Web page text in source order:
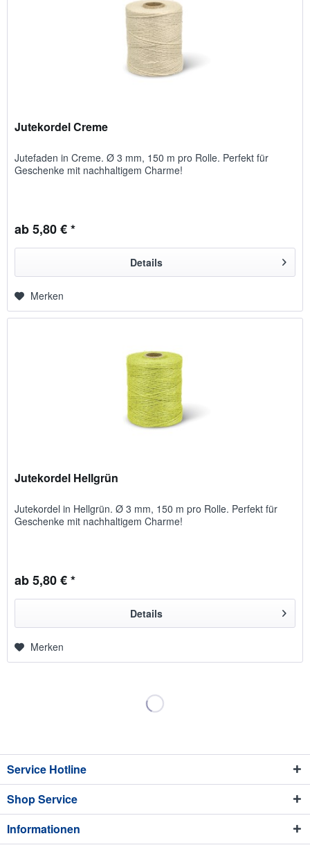
Jutekordel Creme
Jutefaden in Creme. Ø 3 mm, 150 m pro Rolle. Perfekt für
Geschenke mit nachhaltigem Charme!
ab 5,80 € *
Details
Merken
Jutekordel Hellgrün
Jutekordel in Hellgrün. Ø 3 mm, 150 m pro Rolle. Perfekt für
Geschenke mit nachhaltigem Charme!
ab 5,80 € *
Details
Merken
Service Hotline
Shop Service
Informationen